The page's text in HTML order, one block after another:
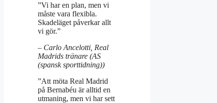
”Vi har en plan, men vi
måste vara flexibla.
Skadeläget påverkar allt
vi gör.”
– Carlo Ancelotti, Real
Madrids tränare (AS
(spansk sporttidning))
”Att möta Real Madrid
på Bernabéu är alltid en
utmaning, men vi har sett